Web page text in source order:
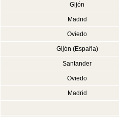
Gijón
Madrid
Oviedo
Gijón (España)
Santander
Oviedo
Madrid